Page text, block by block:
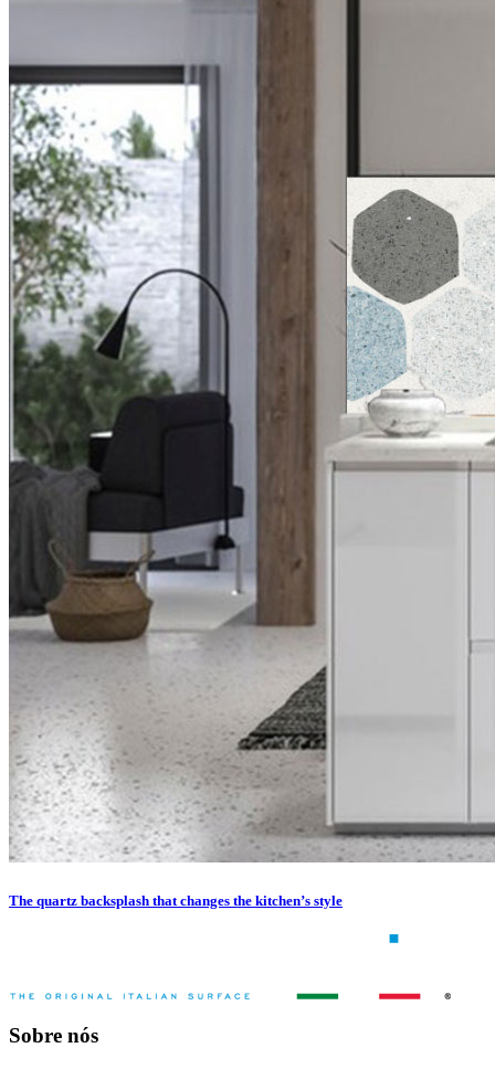
The quartz backsplash that changes the kitchen’s style
Sobre nós